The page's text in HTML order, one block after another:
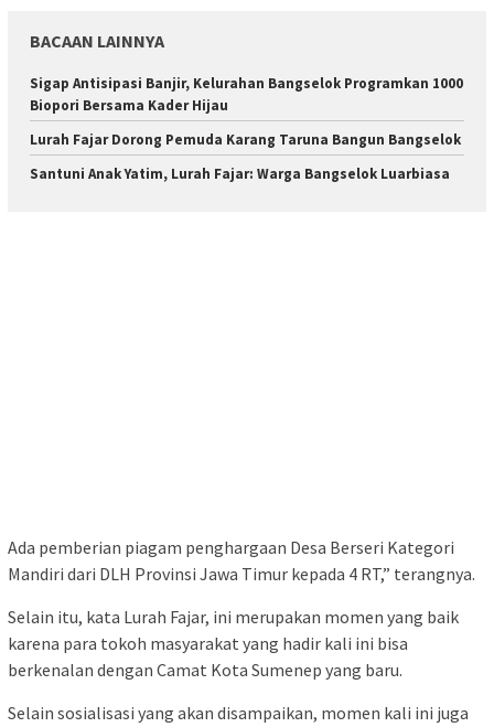
BACAAN LAINNYA
Sigap Antisipasi Banjir, Kelurahan Bangselok Programkan 1000
Biopori Bersama Kader Hijau
Lurah Fajar Dorong Pemuda Karang Taruna Bangun Bangselok
Santuni Anak Yatim, Lurah Fajar: Warga Bangselok Luarbiasa
Ada pemberian piagam penghargaan Desa Berseri Kategori
Mandiri dari DLH Provinsi Jawa Timur kepada 4 RT,” terangnya.
Selain itu, kata Lurah Fajar, ini merupakan momen yang baik
karena para tokoh masyarakat yang hadir kali ini bisa
berkenalan dengan Camat Kota Sumenep yang baru.
Selain sosialisasi yang akan disampaikan, momen kali ini juga